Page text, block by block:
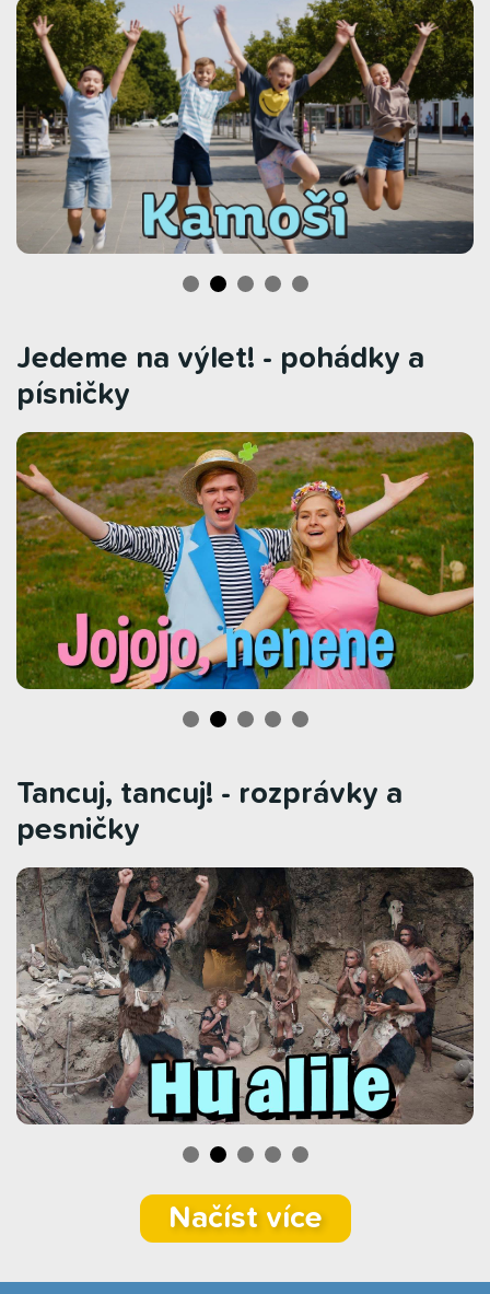
Jedeme na výlet! - pohádky a
písničky
Tancuj, tancuj! - rozprávky a
pesničky
Načíst více